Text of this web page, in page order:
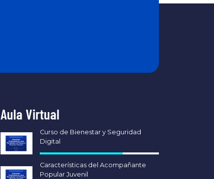
Aula Virtual
Curso de Bienestar y Seguridad
Digital
Características del Acompañante
Popular Juvenil